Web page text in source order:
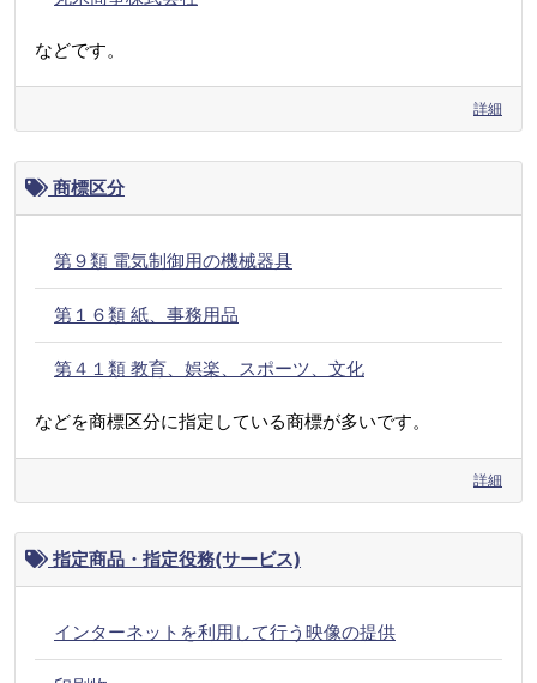
などです。
詳細
商標区分
第９類 電気制御用の機械器具
第１６類 紙、事務用品
第４１類 教育、娯楽、スポーツ、文化
などを商標区分に指定している商標が多いです。
詳細
指定商品・指定役務(サービス)
インターネットを利用して行う映像の提供